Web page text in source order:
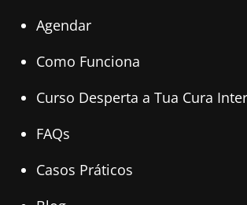
Agendar
Como Funciona
Curso Desperta a Tua Cura
FAQs
Casos Práticos